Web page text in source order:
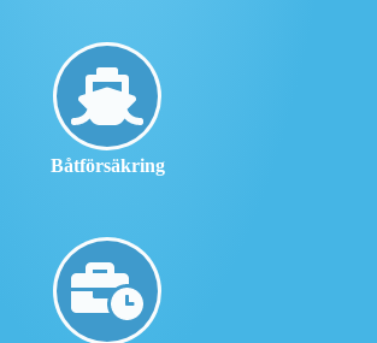
Båtförsäkring